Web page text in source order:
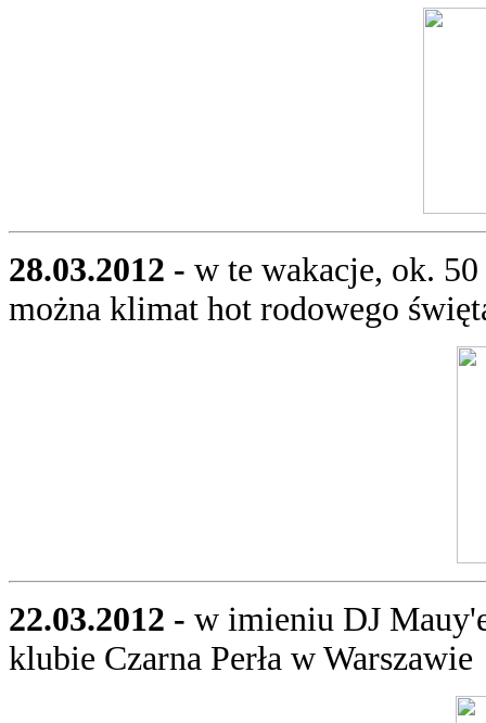
28.03.2012 - w te wakacje, ok.
można klimat hot rodowego
22.03.2012 - w imieniu DJ
klubie Czarna Perła w Warszawie